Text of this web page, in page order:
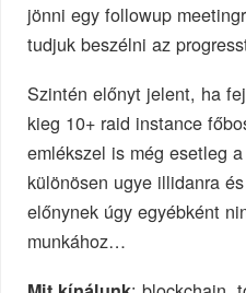
jönni egy followup
tudjuk beszélni az
Szintén előnyt jelent, ha
kieg 10+ raid instance
emlékszel is még esetleg
különösen ugye illidanra
előnynek úgy egyébként
munkához…